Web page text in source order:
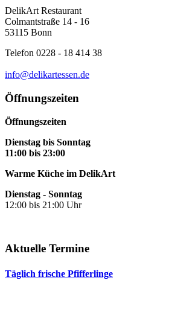
DelikArt Restaurant
Colmantstraße 14 - 16
53115 Bonn
Telefon 0228 - 18 414 38
info@delikartessen.de
Öffnungszeiten
Öffnungszeiten
Dienstag bis Sonntag
11:00 bis 23:00
Warme Küche im DelikArt
Dienstag - Sonntag
12:00 bis 21:00 Uhr
Aktuelle Termine
Täglich frische Pfifferlinge